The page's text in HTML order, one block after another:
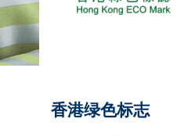
香港绿色标志